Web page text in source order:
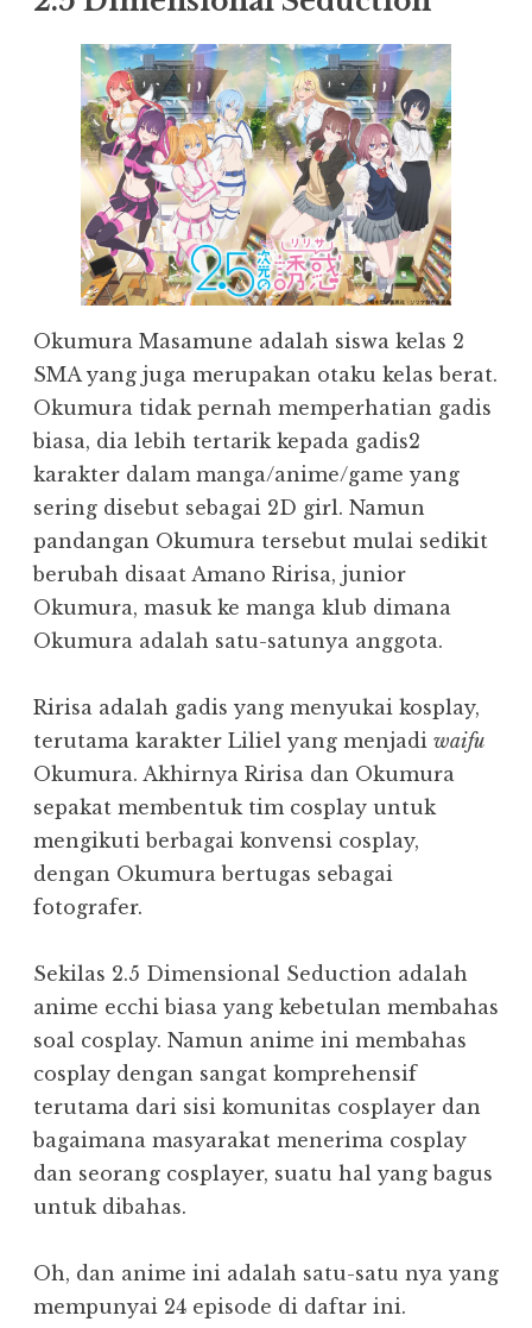
Okumura Masamune adalah siswa kelas 2
SMA yang juga merupakan otaku kelas berat.
Okumura tidak pernah memperhatian gadis
biasa, dia lebih tertarik kepada gadis2
karakter dalam manga/anime/game yang
sering disebut sebagai 2D girl. Namun
pandangan Okumura tersebut mulai sedikit
berubah disaat Amano Ririsa, junior
Okumura, masuk ke manga klub dimana
Okumura adalah satu-satunya anggota.
Ririsa adalah gadis yang menyukai kosplay,
terutama karakter Liliel yang menjadi waifu
Okumura. Akhirnya Ririsa dan Okumura
sepakat membentuk tim cosplay untuk
mengikuti berbagai konvensi cosplay,
dengan Okumura bertugas sebagai
fotografer.
Sekilas 2.5 Dimensional Seduction adalah
anime ecchi biasa yang kebetulan membahas
soal cosplay. Namun anime ini membahas
cosplay dengan sangat komprehensif
terutama dari sisi komunitas cosplayer dan
bagaimana masyarakat menerima cosplay
dan seorang cosplayer, suatu hal yang bagus
untuk dibahas.
Oh, dan anime ini adalah satu-satu nya yang
mempunyai 24 episode di daftar ini.